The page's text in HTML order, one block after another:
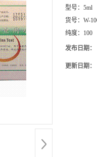
型号： 5ml
货号： W-
纯度： 100
发布日期：
更新日期：